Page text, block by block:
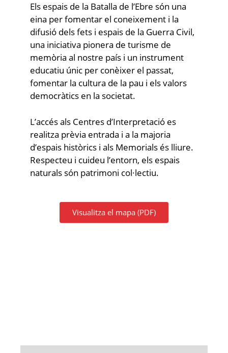
Els espais de la Batalla de l’Ebre són una
eina per fomentar el coneixement i la
difusió dels fets i espais de la Guerra Civil,
una iniciativa pionera de turisme de
memòria al nostre país i un instrument
educatiu únic per conèixer el passat,
fomentar la cultura de la pau i els valors
democràtics en la societat.
L’accés als Centres d’Interpretació es
realitza prèvia entrada i a la majoria
d’espais històrics i als Memorials és lliure.
Respecteu i cuideu l’entorn, els espais
naturals són patrimoni col·lectiu.
Visualitza el mapa (PDF)